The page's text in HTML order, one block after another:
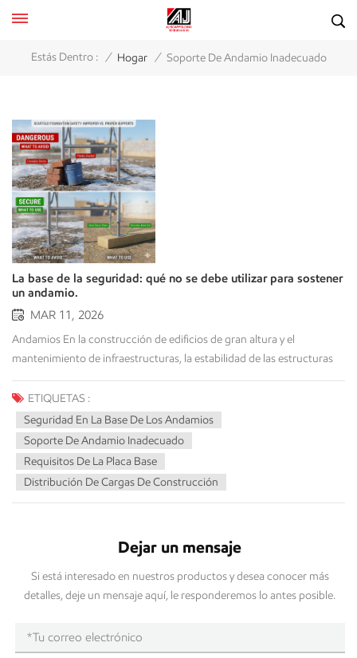
Estás Dentro : / Hogar / Soporte De Andamio Inadecuado
La base de la seguridad: qué no se debe utilizar para sostener
un andamio.
MAR 11, 2026
Andamios En la construcción de edificios de gran altura y el mantenimiento de infraestructuras, la estabilidad de las estructuras depende directamente de sus cimientos. Si bien los profesionales de la seguridad suelen centrarse en las barandillas, los tablones y los apuntalamientos de los niveles superiores de un andamio, la base suele ser el punto débil. Un pequeño desplazamiento inicial en la base del andamio puede traducirse en una inclinación significativa en la parte superior, lo que podría provocar fallos catastróficos y estructuras inestables en la obra.Intuitivamente, la necesidad de un soporte para andamios parece obvia; sin embargo, no se basa en el sentido común, sino en el estricto cumplimiento de los principios de diseño de ingeniería. Esta ficha informativa aborda algunos de los materiales inadecuados más comunes que se utilizan para intentar soportar un andamio y examina sus propiedades físicas y las razones de su inadecuación. La física del soporte de andamios La razón por la que ciertos materiales están prohibidos en un andamio está directamente relacionada con la distribución de la carga. Como todos sabemos, un andamio completamente cargado es un objeto muy pesado, y debemos recordar cómo se transmite ese peso a través del sistema. Un andamio completamente cargado ejerce una enorme cantidad de peso directamente sobre el suelo a través de sus elementos verticales. Este es un ejemplo de carga puntual.Una carga puntual generada por una pata de andamio apoyada sobre una superficie blanda es motivo de gran preocupación. Esto se debe a que la presión es igual a la fuerza dividida por el área. Por lo tanto, una carga puntual es una fuerza concentrada. Si la superficie de apoyo es blanda o débil, esta fuerza puede ser insuficiente para hacer algo más que penetrar la superficie o, posiblemente, aplastar cualquier material que encuentre en su camino hacia el suelo firme. En cualquier caso, esto no es ideal para la estabilidad del andamio. En un buen andamio, la carga puntual generada por una pata de andamio al apoyarse sobre terreno blando se eliminaría, o se reduciría al mínimo, mediante un separador, para distribuir la carga sobre un área más amplia y así asegurar que el suelo pueda soportarla.El material del soporte debe ser capaz de soportar la fricción generada, sin ceder, romperse ni deslizarse. La lista de los prohibidos El error más común que observamos es cuando un contratista utiliza materiales de la obra para nivelar su andamio. Los siguientes elementos no están diseñados para la construcción pesada.1. Ladrillos, bloques de hormigón y unidades de mamposteríaFragilidad y agrietamiento:Los ladrillos y bloques de hormigón están diseñados para soportar peso cuando forman parte de un sistema de muro completo, donde las cargas se distribuyen uniformemente. Sin embargo, cuando se utilizan como soporte independiente para una pata de andamio, están sujetos a una carga puntual. Esta presión concentrada puede provocar que el ladrillo se agriete o se rompa instantáneamente sin previo aviso.Inestabilidad del apilamiento:Apilar varios ladrillos crea múltiples puntos débiles. Si un ladrillo de la pila se desplaza o se rompe, toda la pata se desploma, provocando un cambio repentino y violento en el centro de gravedad del andamio.Fallo del núcleo hueco: Los bloques de hormigón suelen ser huecos. Colocar una placa metálica de alta resistencia sobre un núcleo hueco puede provocar que las delgadas paredes de hormigón del bloque se derrumben hacia adentro.2. Cubos de cinco galones y recipientes de plásticoUtilizar un cubo de plástico o un bidón de metal como calza o extensor de altura es un acto de pereza tremendamente ignorante que demuestra un desprecio total por los principios de la ciencia de los materiales.Degradación del material:La mayoría de los cubos industriales están fabricados con polietileno de alta densidad (HDPE). Si bien son resistentes para transportar líquidos, no están estabilizados contra los rayos UV para soportar cargas estructurales a largo plazo y pueden volverse quebradizos con la exposición al sol.Colapso por compresión:Un cubo no tiene refuerzos internos. Bajo el peso de un andamio, las paredes del contenedor se deformarán o se "acordeón", lo que provocará el colapso total de ese punto de apoyo.Falta de fricción: Los contenedores de plástico y metal tienen bajos coeficientes de fricción. Sobre una superficie de hormigón o pavimentada, estos soportes pueden deslizarse fácilmente si el andamio está sometido a cargas de viento o movimientos laterales provocados por el personal.3. Madera de desecho y paletas de envíoSi bien la madera es un componente estándar en los andamios (en forma de largueros de barro), la madera de desecho es inherentemente poco fiable.Defectos internos:La madera de desecho suele contener nudos, grietas o podredumbre que no son visibles a simple vista. Bajo carga, estos defectos se convierten en puntos de concentración de tensión donde la madera se partirá.Vulnerabilidad de los palés:Los palés de envío están diseñados para cargas distribuidas (como una caja colocada encima), no para el peso concentrado de una pata de andamio. La placa base de un andamio puede perforar fácilmente las finas lamas de un palé, provocando que el andamio caiga varios centímetros al instante.Compresión de madera blanda: Muchos de los trozos de madera de desecho están hechos de madera blanda de baja calidad que puede comprimirse significativamente al mojarse, lo que da como resultado una plataforma desnivelada e inestable.4. Suelo congelado y terreno sin prepararEn ocasiones, el "material" que provoca la falla es el propio terreno.El peligro del deshielo:En climas fríos, el suelo congelado por la mañana puede sentirse como hormigón. Sin embargo, a medida que la temperatura sube durante el día, la capa superior se convierte en barro blando. Un andamio erigido sobre suelo congelado comenzará a inclinarse a medida que avanza el día y el soporte se asienta en el suelo descongelado.Relleno sin compactar: Los andamios nunca deben colocarse sobre tierra de relleno que no haya sido compactada mecánicamente. El peso de la estructura provocará que el suelo se asiente, lo que dará lugar a un asentamiento diferencial, donde un lado del andamio se hunde más rápido que el otro. Estándares de la industria El uso de materiales comunes en una obra puede generar numerosos riesgos. Deben cumplirse todas las normativas relativas a las normas internacionales de construcción (como OSHA 1926.451 o EN 12811-1).El papel de la placa baseTodas las patas de andamio deben contar con una placa base metálica del tamaño adecuado para soportar la carga total del poste vertical. Es un requisito casi universal en todos los códigos de seguridad que un andamio no se monte sin una placa base. El tubo hueco de la pata del andamio actúa como un cortador de galletas y tiende a cortar la madera o a hundirse en la tierra.La necesidad de los diques de lodoUn umbral de lodo es una viga de madera pesada (de al menos 2 pulgadas de espesor y 10 pulgadas de ancho) colocada debajo de la placa base.Distribución de carga:El umbral de lodo absorbe la presión de la placa base y la distribuye sobre una superficie mayor del terreno.Estabilidad:Sobre tierra o asfalto, los umbrales de lodo impiden que las placas base metálicas se "desplacen" o se muevan.Requisito: Los diques de contención deben ser continuos y estar nivelados. Deben tener la longitud suficiente para soportar al menos dos patas de andamio, de modo que la estructura se mueva (si es que se mueve) como una sola unidad, en lugar de que las patas individuales se hundan de forma independiente.Gatos de tornillo ajustablesNo se pueden usar ladrillos, restos de madera, etc., para nivelar un andamio en una pendiente. Para ello, deben utilizarse gatos de tornillo ajustables. Un gato de tornillo ajustable permite realizar ajustes de altura graduales en el andamio, a la vez que proporciona una rosca completa en la estructura. Las cargas sobre los gatos deben apoyarse y mantenerse directamente sobre la base y en posición vertical. Factores ambientales y evaluación del sitio Más allá de los materiales físicos, el entorno también influye en la estabilidad.Gestión del agua:El agua estancada cerca de la base de un andamio puede erosionar el suelo bajo los diques de contención. Es fundamental garantizar un drenaje adecuado del terreno para evitar que los cimientos sean arrastrados por la lluvia.Servicios públicos subterráneos:No se deben instalar andamios sobre puntos débiles como tapas de alcantarilla, fosas sépticas o cámaras subterráneas sin refuerzo. El peso del andamio puede provocar el derrumbe de estas estructuras.Protección contra impactos: En zonas de mucho tránsito, los soportes de la base deben estar protegidos contra impactos accidentales de vehículos o maquinaria pesada, que podrían desplazar incluso una base correctamente apoyada. Lista de verificación de cumplimiento para soporte estructural Para garantizar la máxima calidad del trabajo, es necesario comprobar los siguientes elementos antes de comenzar cualquier labor en la base del andamio:Tipo de base:¿La superficie es capaz de soportar la carga prevista sin asentamiento? (Verifique la compactación del suelo).Placas base:¿Todos los soportes verticales están equipados con placas base metálicas homologadas de fábrica?Umbrales de lodo:¿Se utilizan umbrales de lodo de tamaño adecuado (por ejemplo, 2" x 10") en todas las superficies que no sean de hormigón o roca sólida?Arrasamiento:¿Se utilizan gatos de tornillo ajustables para nivelar en lugar de calzas improvisadas?Plomería:¿El andamio está vertical dentro de la tolerancia permitida (generalmente una relación de 1:360)?Obstáculos: ¿Se está utilizando algún material prohibido (ladrillos, bloques, palés) en algún punto de los cimientos? Conclusión En general, la estabilidad de los andamios es un requisito fundamental en la construcción. El uso de materiales inadecuados, como
ETIQUETAS :
Seguridad En La Base De Los Andamios
Soporte De Andamio Inadecuado
Requisitos De La Placa Base
Distribución De Cargas De Construcción
Dejar un mensaje
Si está interesado en nuestros productos y desea conocer más
detalles, deje un mensaje aquí, le responderemos lo antes posible.